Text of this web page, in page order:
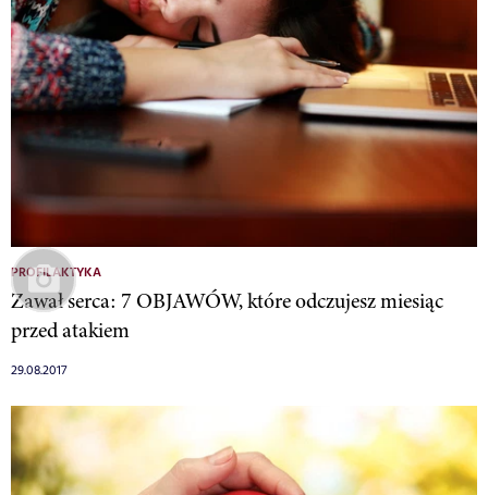
PROFILAKTYKA
Zawał serca: 7 OBJAWÓW, które odczujesz miesiąc
przed atakiem
29.08.2017